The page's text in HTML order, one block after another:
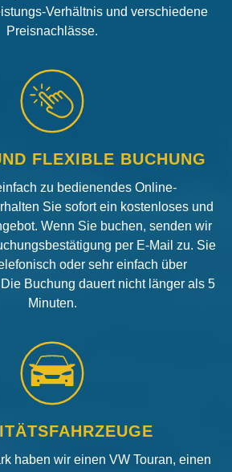
Verhältnis und verschiedene
Preisnachlässe.
FLEXIBLE BUCHUNG
zu bedienendes Online-
Sie sofort ein kostenloses und
Wenn Sie buchen, senden wir
per E-Mail zu. Sie
oder sehr einfach über
Buchung dauert nicht länger als 5
Minuten.
haben wir einen VW Touran, einen